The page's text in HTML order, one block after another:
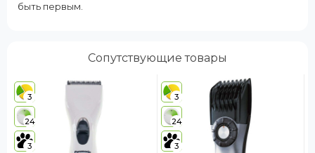
быть первым.
Сопутствующие товары
3
24
3
3
24
3